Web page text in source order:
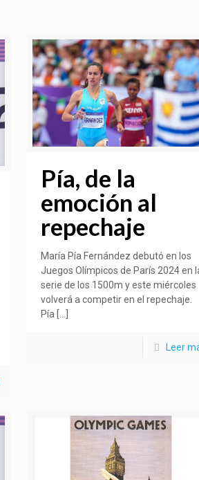
Pía, de la
emoción al
repechaje
María Pía Fernández debutó en los
Juegos Olímpicos de París 2024 en
serie de los 1500m y este miércoles
volverá a competir en el repechaje.
Pía […]
Leer